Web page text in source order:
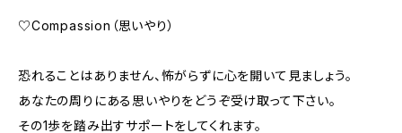
♡Compassion（思いやり）
恐れることはありません、怖がらずに心を開いて見ましょう。
あなたの周りにある思いやりをどうぞ受け取って下さい。
その1歩を踏み出すサポートをしてくれます。